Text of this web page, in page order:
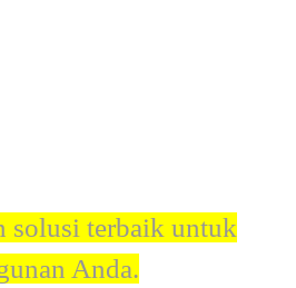
solusi terbaik untuk
Anda.